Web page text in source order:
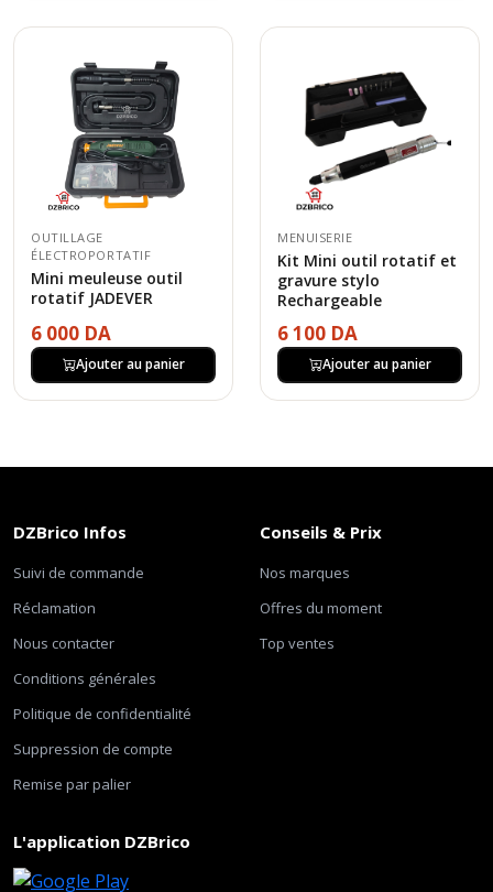
OUTILLAGE
ÉLECTROPORTATIF
Mini meuleuse outil
rotatif JADEVER
6 000 DA
Ajouter au panier
MENUISERIE
Kit Mini outil rotatif et
gravure stylo
Rechargeable
6 100 DA
Ajouter au panier
DZBrico Infos
Suivi de commande
Réclamation
Nous contacter
Conditions générales
Politique de confidentialité
Suppression de compte
Remise par palier
Conseils & Prix
Nos marques
Offres du moment
Top ventes
L'application DZBrico